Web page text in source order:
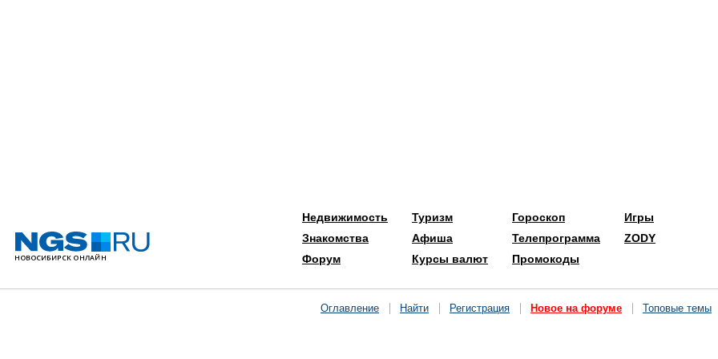
Недвижимость
Знакомства
Форум
Туризм
Афиша
Курсы валют
Гороскоп
Телепрограмма
Промокоды
Игры
ZODY
Оглавление Найти Регистрация Новое на форуме Топовые темы